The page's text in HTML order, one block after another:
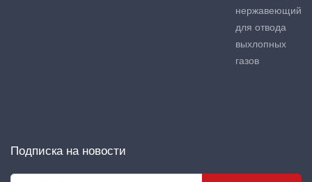
нержавеющий
для отвода
выхлопных
газов
Подписка на новости